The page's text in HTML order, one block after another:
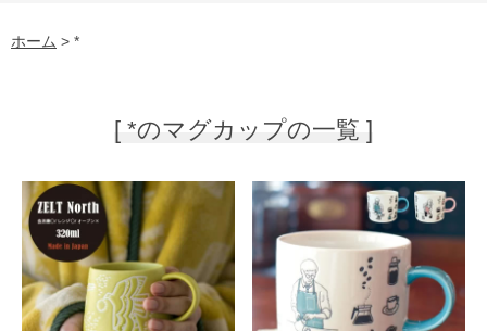
ユニークなマグカップ
名入れマグカップ
おすすめ20選
無地マグ
ホーム > *
[ *のマグカップの一覧 ]